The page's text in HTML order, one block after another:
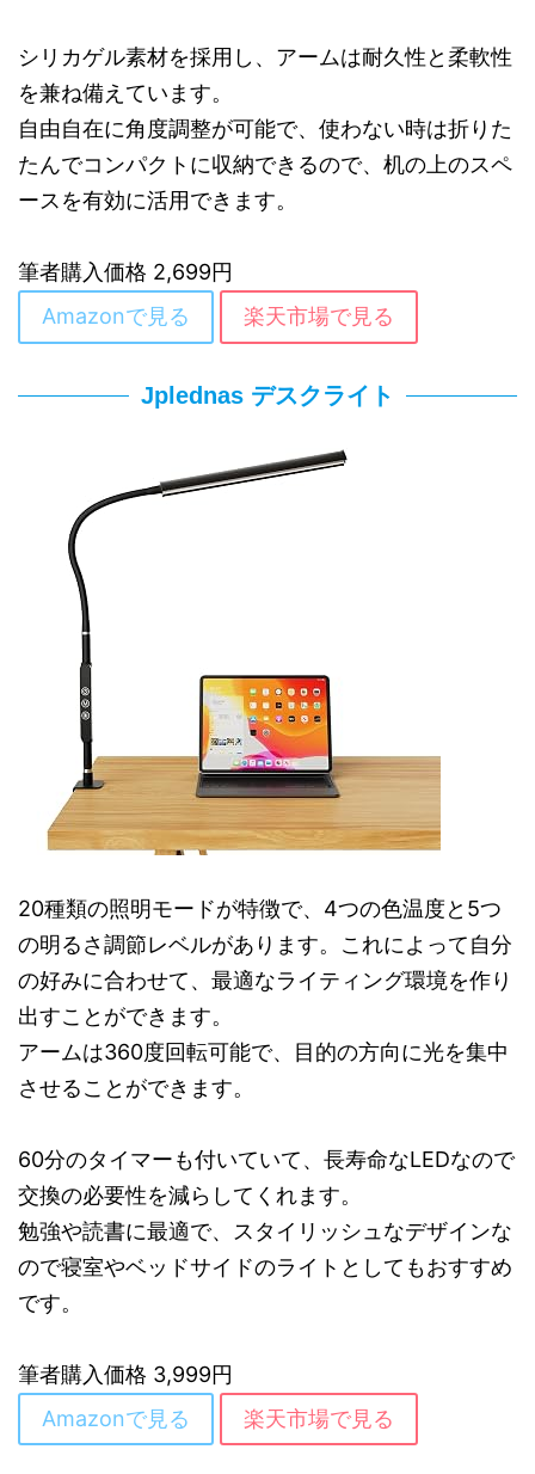
シリカゲル素材を採用し、アームは耐久性と柔軟性
を兼ね備えています。
自由自在に角度調整が可能で、使わない時は折りた
たんでコンパクトに収納できるので、机の上のスペ
ースを有効に活用できます。
筆者購入価格 2,699円
Amazonで見る
楽天市場で見る
Jplednas デスクライト
20種類の照明モードが特徴で、4つの色温度と5つ
の明るさ調節レベルがあります。これによって自分
の好みに合わせて、最適なライティング環境を作り
出すことができます。
アームは360度回転可能で、目的の方向に光を集中
させることができます。
60分のタイマーも付いていて、長寿命なLEDなので
交換の必要性を減らしてくれます。
勉強や読書に最適で、スタイリッシュなデザインな
ので寝室やベッドサイドのライトとしてもおすすめ
です。
筆者購入価格 3,999円
Amazonで見る
楽天市場で見る